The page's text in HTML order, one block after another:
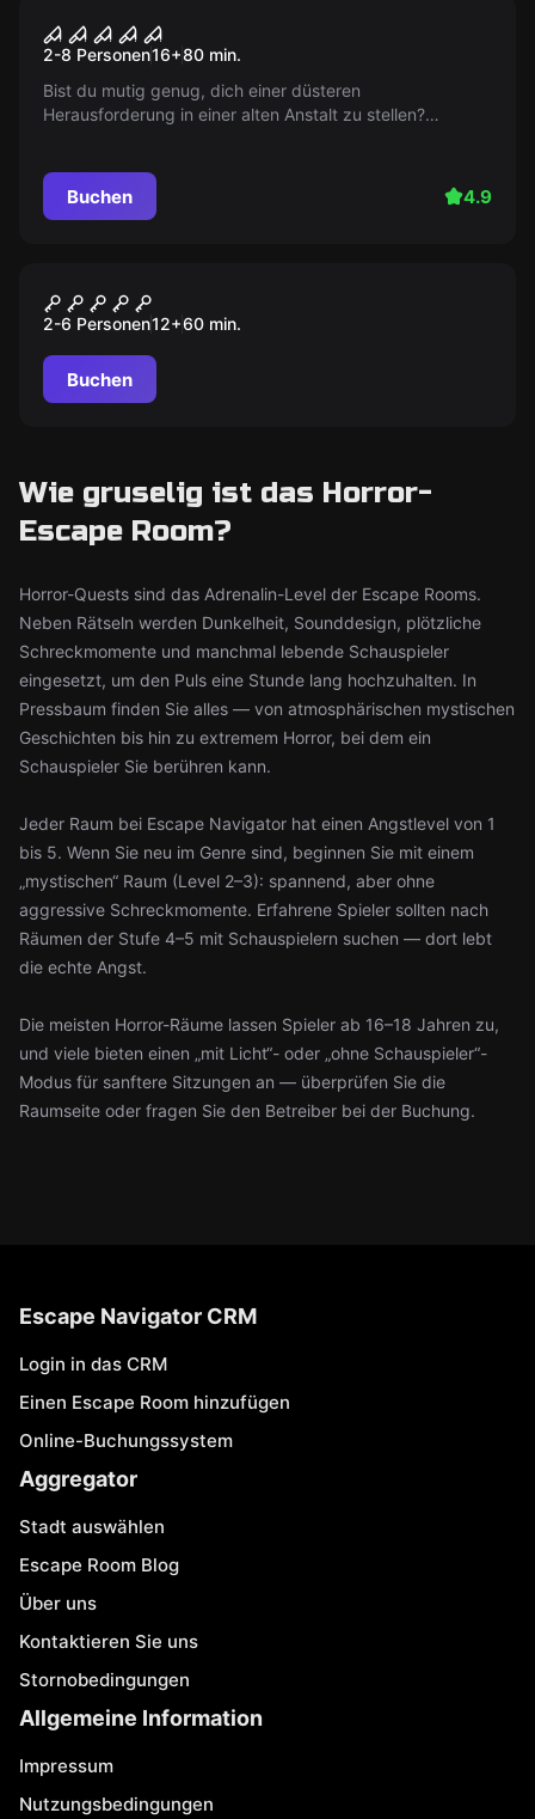
Projekt x
2-8 Personen16+80 min.
Bist du mutig genug, dich einer düsteren
Herausforderung in einer alten Anstalt zu stellen?
8 Personen!
Buchen 4.9
Zimmer 13
2-6 Personen12+60 min.
Buchen
Wie gruselig ist das Horror-
Escape Room?
Horror-Quests sind das Adrenalin-Level der Escape Rooms.
Neben Rätseln werden Dunkelheit, Sounddesign, plötzliche
Schreckmomente und manchmal lebende Schauspieler
eingesetzt, um den Puls eine Stunde lang hochzuhalten. In
Pressbaum finden Sie alles — von atmosphärischen mystischen
Geschichten bis hin zu extremem Horror, bei dem ein
Schauspieler Sie berühren kann.
Jeder Raum bei Escape Navigator hat einen Angstlevel von 1
bis 5. Wenn Sie neu im Genre sind, beginnen Sie mit einem
„mystischen“ Raum (Level 2–3): spannend, aber ohne
aggressive Schreckmomente. Erfahrene Spieler sollten nach
Räumen der Stufe 4–5 mit Schauspielern suchen — dort lebt
die echte Angst.
Die meisten Horror-Räume lassen Spieler ab 16–18 Jahren zu,
und viele bieten einen „mit Licht“- oder „ohne Schauspieler“-
Modus für sanftere Sitzungen an — überprüfen Sie die
Raumseite oder fragen Sie den Betreiber bei der Buchung.
Escape Navigator CRM
Login in das CRM
Einen Escape Room hinzufügen
Online-Buchungssystem
Aggregator
Stadt auswählen
Escape Room Blog
Über uns
Kontaktieren Sie uns
Stornobedingungen
Allgemeine Information
Impressum
Nutzungsbedingungen